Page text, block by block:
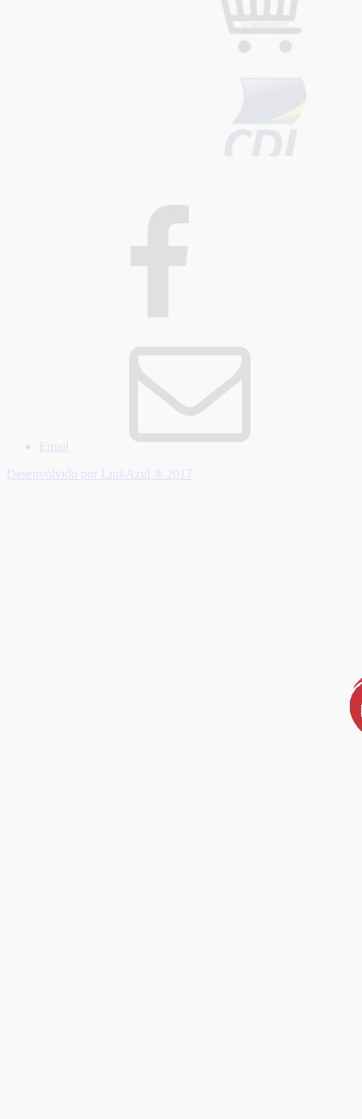
Email
Desenvolvido por LinkAzul ® 2017